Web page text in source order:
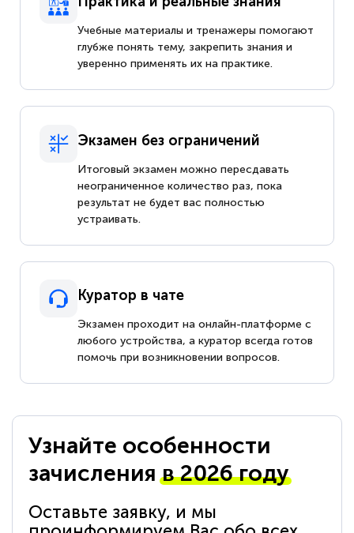
Учебные материалы и тренажеры помогают
глубже понять тему, закрепить знания и
уверенно применять их на практике.
Экзамен без ограничений
Итоговый экзамен можно пересдавать
неограниченное количество раз, пока
результат не будет вас полностью
устраивать.
Куратор в чате
Экзамен проходит на онлайн-платформе с
любого устройства, а куратор всегда готов
помочь при возникновении вопросов.
Узнайте особенности
зачисленияв 2026 году
Оставьте заявку, и мы